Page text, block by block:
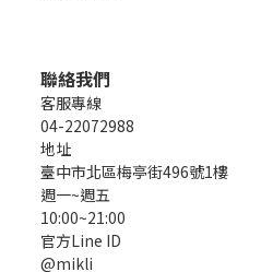
聯絡我們
客服專線
04-22072988
地址
臺中市北區梅亭街496號1樓
週一~週五
10:00~21:00
官方Line ID
@mikli